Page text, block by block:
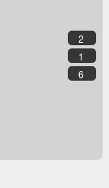
2
1
6